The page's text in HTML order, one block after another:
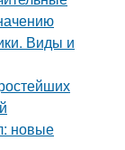
Виды и
новые